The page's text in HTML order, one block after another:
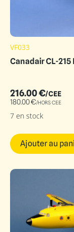
VF033
Canadair CL-215
216.00€/CEE
180.00€/HORS CEE
7 en stock
Ajouter au